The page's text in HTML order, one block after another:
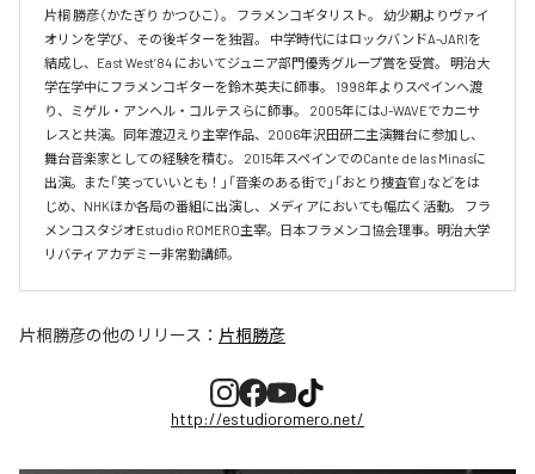
片桐 勝彦（かたぎり かつひこ）。 フラメンコギタリスト。 幼少期よりヴァイ
オリンを学び、その後ギターを独習。 中学時代にはロックバンドA-JARIを
結成し、East West’84 においてジュニア部門優秀グループ賞を受賞。 明治大
学在学中にフラメンコギターを鈴木英夫に師事。 1998年よりスペインへ渡
り、ミゲル・アンヘル・コルテスらに師事。 2005年にはJ-WAVEでカニサ
レスと共演。同年渡辺えり主宰作品、2006年沢田研二主演舞台に参加し、
舞台音楽家としての経験を積む。 2015年スペインでのCante de las Minasに
出演。また「笑っていいとも！」「音楽のある街で」「おとり捜査官」などをは
じめ、NHKほか各局の番組に出演し、メディアにおいても幅広く活動。 フラ
メンコスタジオEstudio ROMERO主宰。日本フラメンコ協会理事。明治大学
リバティアカデミー非常勤講師。
片桐勝彦の他のリリース： 片桐勝彦
http://estudioromero.net/